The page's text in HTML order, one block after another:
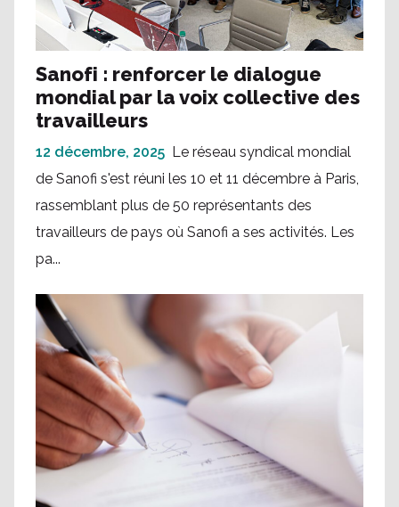
Sanofi : renforcer le dialogue
mondial par la voix collective des
travailleurs
12 décembre, 2025 Le réseau syndical mondial
de Sanofi s'est réuni les 10 et 11 décembre à Paris,
rassemblant plus de 50 représentants des
travailleurs de pays où Sanofi a ses activités. Les
pa...